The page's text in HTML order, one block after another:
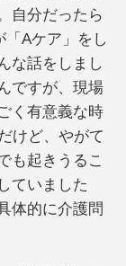
自分だったら
Aケア」をし
な話をしまし
ですが、現場
く有意義な時
けど、やがて
も起きうるこ
ていました
体的に介護問